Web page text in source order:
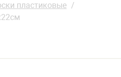
пластиковые